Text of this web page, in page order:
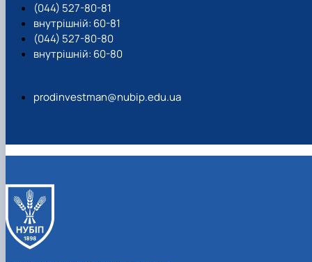
(044) 527-80-81
внутрішній: 60-81
(044) 527-80-80
внутрішній: 60-80
prodinvestman@nubip.edu.ua